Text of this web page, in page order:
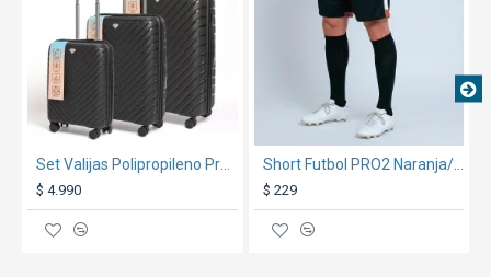
$ 4.990
Short Futbol PRO2 Naranja/Negro
$ 229